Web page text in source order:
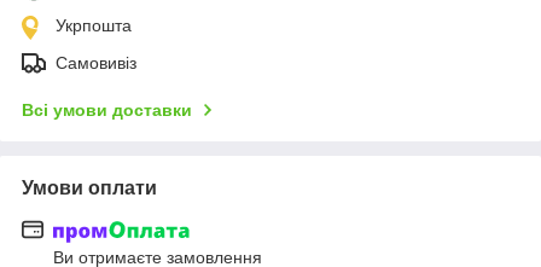
Укрпошта
Самовивіз
Всі умови доставки
Умови оплати
Ви отримаєте замовлення